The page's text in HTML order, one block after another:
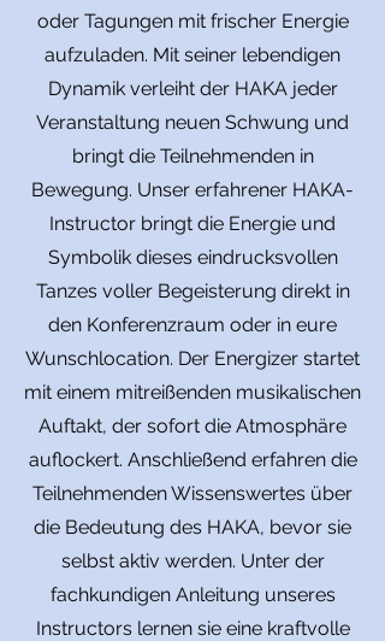
oder Tagungen mit frischer Energie
aufzuladen. Mit seiner lebendigen
Dynamik verleiht der HAKA jeder
Veranstaltung neuen Schwung und
bringt die Teilnehmenden in
Bewegung. Unser erfahrener HAKA-
Instructor bringt die Energie und
Symbolik dieses eindrucksvollen
Tanzes voller Begeisterung direkt in
den Konferenzraum oder in eure
Wunschlocation. Der Energizer startet
mit einem mitreißenden musikalischen
Auftakt, der sofort die Atmosphäre
auflockert. Anschließend erfahren die
Teilnehmenden Wissenswertes über
die Bedeutung des HAKA, bevor sie
selbst aktiv werden. Unter der
fachkundigen Anleitung unseres
Instructors lernen sie eine kraftvolle